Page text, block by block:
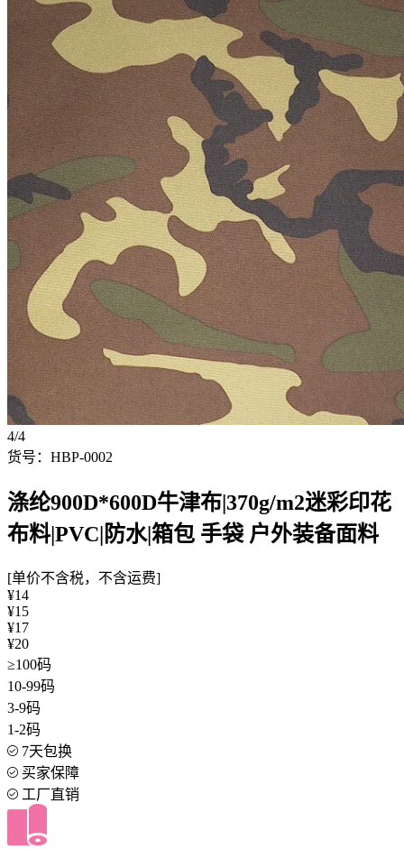
4/4
货号：HBP-0002
涤纶900D*600D牛津布|370g/m2迷彩印花
布料|PVC|防水|箱包 手袋 户外装备面料
[单价不含税，不含运费]
¥14
¥15
¥17
¥20
≥100码
10-99码
3-9码
1-2码
7天包换
买家保障
工厂直销